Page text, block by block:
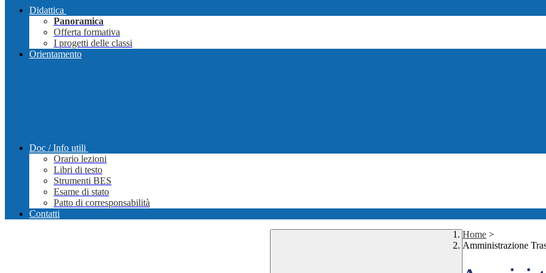
Didattica
Panoramica
Offerta formativa
I progetti delle classi
Orientamento
Doc / Info utili
Orario lezioni
Libri di testo
Strumenti BES
Esame di stato
Patto di corresponsabilità
Contatti
Home >
Amministrazione